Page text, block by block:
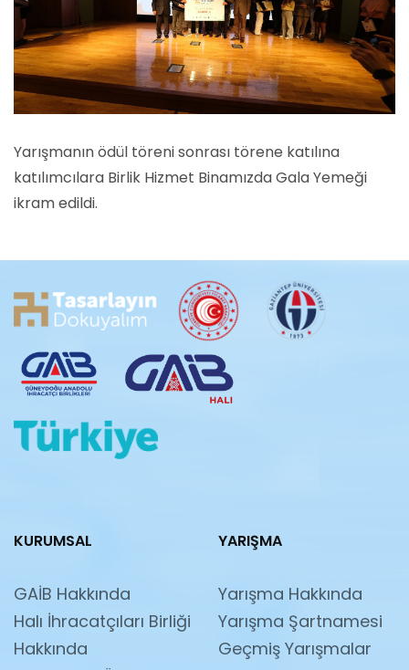
Yarışmanın ödül töreni sonrası törene katılına
katılımcılara Birlik Hizmet Binamızda Gala Yemeği
ikram edildi.
KURUMSAL
GAİB Hakkında
Halı İhracatçıları Birliği
Hakkında
YARIŞMA
Yarışma Hakkında
Yarışma Şartnamesi
Geçmiş Yarışmalar